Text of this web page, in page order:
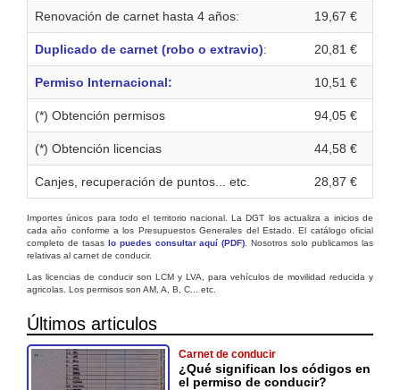
Renovación de carnet hasta 4 años: 19,67 €
Duplicado de carnet (robo o extravio): 20,81 €
Permiso Internacional: 10,51 €
(*) Obtención permisos 94,05 €
(*) Obtención licencias 44,58 €
Canjes, recuperación de puntos... etc. 28,87 €
Importes únicos para todo el territorio nacional. La DGT los actualiza a inicios de
cada año conforme a los Presupuestos Generales del Estado. El catálogo oficial
completo de tasas lo puedes consultar aquí (PDF) . Nosotros solo publicamos las
relativas al carnet de conducir.
Las licencias de conducir son LCM y LVA, para vehículos de movilidad reducida y
agricolas. Los permisos son AM, A, B, C... etc.
Últimos articulos
Carnet de conducir
¿Qué significan los códigos en
el permiso de conducir?